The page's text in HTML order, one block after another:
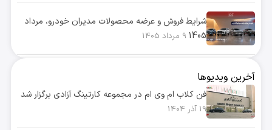
شرایط فروش و عرضه محصولات مدیران خودرو، مرداد
1405 9 مرداد 1405
آخرین ویدیوها
فن کلاب ام وی ام در مجموعه کارتینگ آزادی برگزار شد
19 آذر 1404